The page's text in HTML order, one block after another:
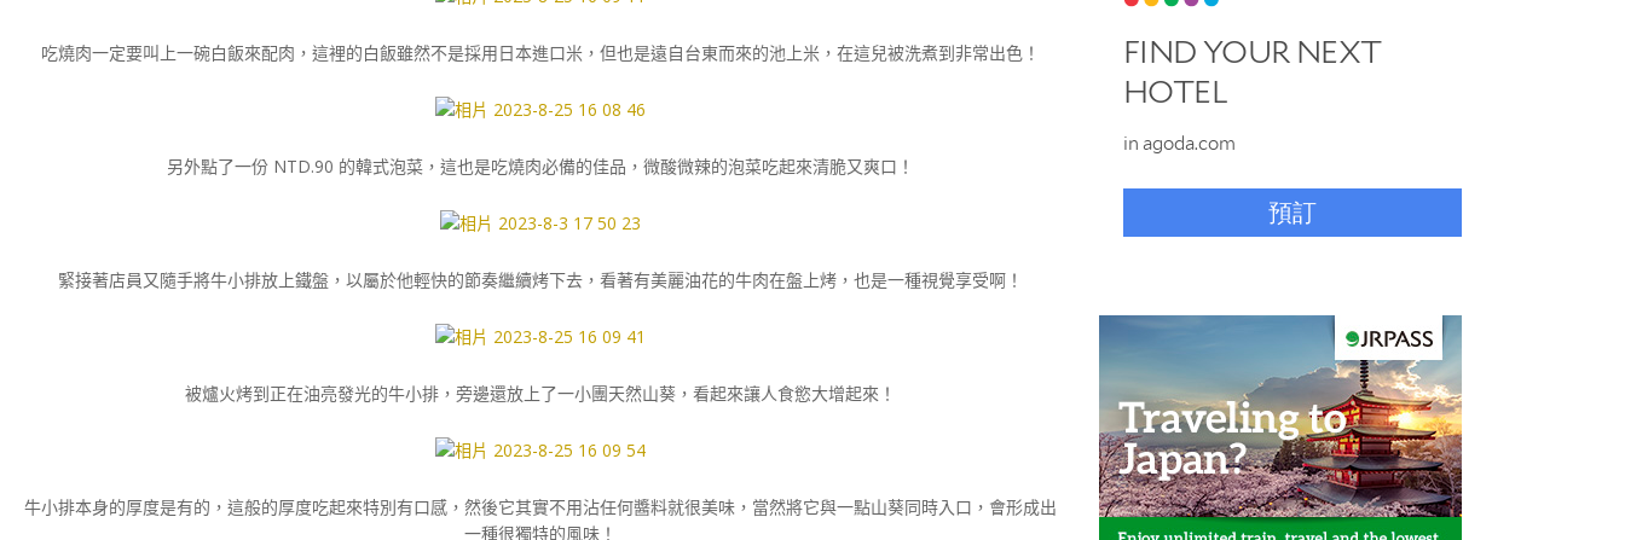
吃燒肉一定要叫上一碗白飯來配肉，這裡的白飯雖然不是採用日本進口米，但也是遠自台東而來的池上米，在這兒被洗煮到非常出色！
另外點了一份 NTD.90 的韓式泡菜，這也是吃燒肉必備的佳品，微酸微辣的泡菜吃起來清脆又爽口！
緊接著店員又隨手將牛小排放上鐵盤，以屬於他輕快的節奏繼續烤下去，看著有美麗油花的牛肉在盤上烤，也是一種視覺享受啊！
被爐火烤到正在油亮發光的牛小排，旁邊還放上了一小團天然山葵，看起來讓人食慾大增起來！
牛小排本身的厚度是有的，這般的厚度吃起來特別有口感，然後它其實不用沾任何醬料就很美味，當然將它與一點山葵同時入口，會形成出
一種很獨特的風味！